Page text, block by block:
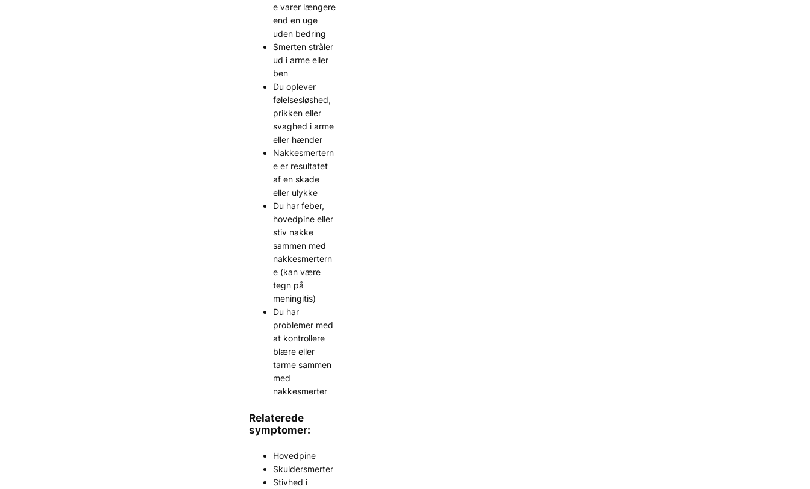
e varer længere
end en uge
uden bedring
Smerten stråler
ud i arme eller
ben
Du oplever
følelsesløshed,
prikken eller
svaghed i arme
eller hænder
Nakkesmertern
e er resultatet
af en skade
eller ulykke
Du har feber,
hovedpine eller
stiv nakke
sammen med
nakkesmertern
e (kan være
tegn på
meningitis)
Du har
problemer med
at kontrollere
blære eller
tarme sammen
med
nakkesmerter
Relaterede
symptomer:
Hovedpine
Skuldersmerter
Stivhed i